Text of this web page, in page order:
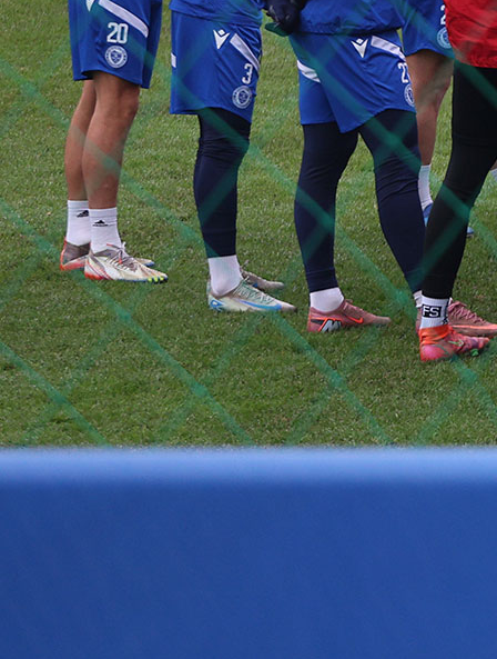
PLAVI
FK Željezničar večeras je u Plavom salonu